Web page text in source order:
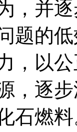
，并
题的
，以
，逐
石燃